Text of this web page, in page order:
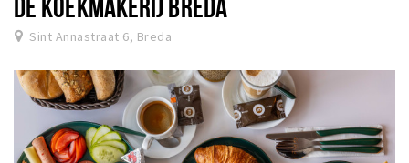
DE KOEKMAKERIJ BREDA
Sint Annastraat 6, Breda